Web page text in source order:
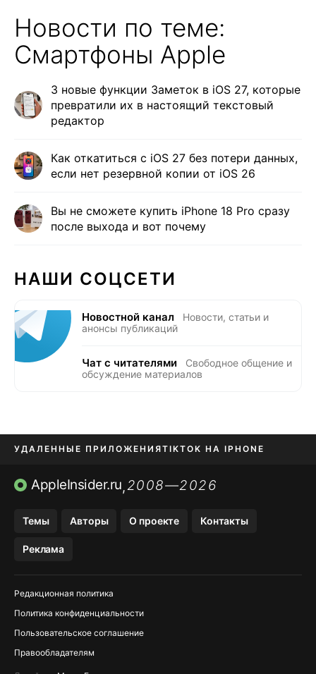
Новости по теме:
Смартфоны Apple
3 новые функции Заметок в iOS 27, которые
превратили их в настоящий текстовый
редактор
Как откатиться с iOS 27 без потери данных,
если нет резервной копии от iOS 26
Вы не сможете купить iPhone 18 Pro сразу
после выхода и вот почему
НАШИ СОЦСЕТИ
Новостной канал
Новости, статьи и
анонсы публикаций
Чат с читателями
Свободное общение и
обсуждение материалов
УДАЛЕННЫЕ ПРИЛОЖЕНИЯTIKTOK НА IPHONE
ПРИЛОЖЕНИЯ БЕЗ APP STORE
AppleInsider.ru,2008—2026
Темы Авторы О проекте Контакты
Реклама
Редакционная политика
Политика конфиденциальности
Пользовательское соглашение
Правообладателям